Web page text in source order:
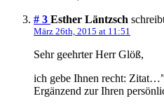
# 3 Esther Läntzsch
März 26th, 2015 at 11:51
Sehr geehrter Herr Glöß,
ich gebe Ihnen recht:
Ergänzend zur Ihren